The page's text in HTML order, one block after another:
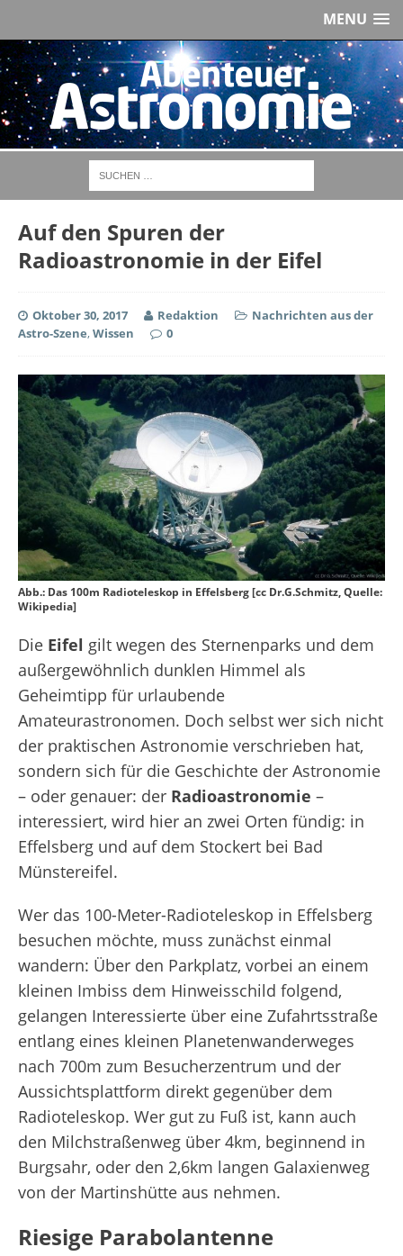
MENU
Auf den Spuren der
Radioastronomie in der Eifel
Oktober 30, 2017 Redaktion
Nachrichten aus der
Astro-Szene,Wissen 0
Abb.: Das 100m Radioteleskop in Effelsberg [cc Dr.G.Schmitz, Quelle:
Wikipedia]
Die Eifel gilt wegen des Sternenparks und dem
außergewöhnlich dunklen Himmel als
Geheimtipp für urlaubende
Amateurastronomen. Doch selbst wer sich nicht
der praktischen Astronomie verschrieben hat,
sondern sich für die Geschichte der Astronomie
– oder genauer: der Radioastronomie –
interessiert, wird hier an zwei Orten fündig: in
Effelsberg und auf dem Stockert bei Bad
Münstereifel.
Wer das 100-Meter-Radioteleskop in Effelsberg
besuchen möchte, muss zunächst einmal
wandern: Über den Parkplatz, vorbei an einem
kleinen Imbiss dem Hinweisschild folgend,
gelangen Interessierte über eine Zufahrtsstraße
entlang eines kleinen Planetenwanderweges
nach 700m zum Besucherzentrum und der
Aussichtsplattform direkt gegenüber dem
Radioteleskop. Wer gut zu Fuß ist, kann auch
den Milchstraßenweg über 4km, beginnend in
Burgsahr, oder den 2,6km langen Galaxienweg
von der Martinshütte aus nehmen.
Riesige Parabolantenne